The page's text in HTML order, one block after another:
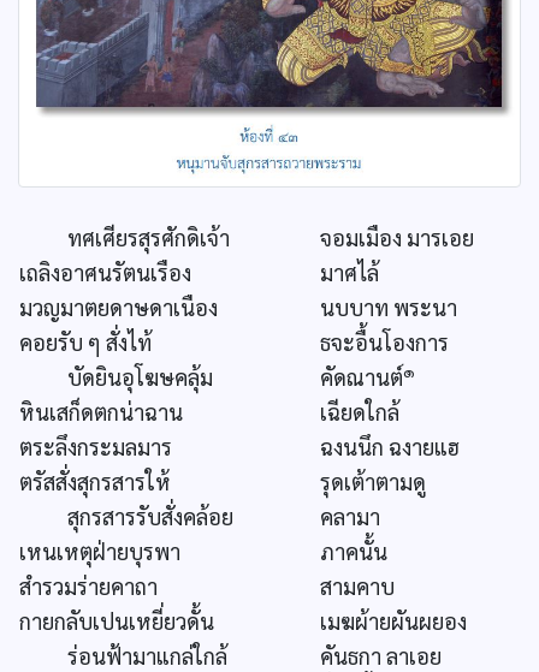
ทศเศียรสุรศักดิเจ้า
จอมเมือง มารเอย
เถลิงอาศนรัตนเรือง
มาศไล้
มวญมาตยดาษดาเนือง
นบบาท พระนา
คอยรับ ๆ สั่งไท้
ธจะอื้นโองการ
บัดยินอุโฆษคลุ้ม
คัดณานต์๑
หินเสก็ดตกน่าฉาน
เฉียดใกล้
ตระลึงกระมลมาร
ฉงนนึก ฉงายแฮ
ตรัสสั่งสุกรสารให้
รุดเต้าตามดู
สุกรสารรับสั่งคล้อย
คลามา
เหนเหตุฝ่ายบุรพา
ภาคนั้น
สำรวมร่ายคาถา
สามคาบ
กายกลับเปนเหยี่ยวดั้น
เมฆผ้ายผันผยอง
ร่อนฟ้ามาแกล่ใกล้
คันธกา ลาเอย